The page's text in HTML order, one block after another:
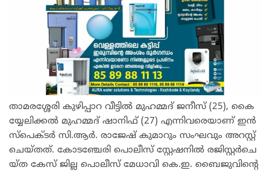
താ​മ​ര​ശ്ശേ​രി കു​ഴി​പ്പാ​റ വീ​ട്ടി​ൽ മു​ഹ​മ്മ​ദ് ജ​നീ​സ് (25), കൈ​
യ്യേ​ലി​ക്ക​ൽ മു​ഹ​മ്മ​ദ് ഷാ​നി​ഫ് (27) എ​ന്നി​വ​രെ​യാ​ണ് ഇ​ൻ​
സ്പെ​ക്ട​ർ സി.​ആ​ർ. രാ​ജേ​ഷ് കു​മാ​റും സം​ഘ​വും അ​റ​സ്റ്റ്
ചെ​യ്ത​ത്. കോ​ട​ഞ്ചേ​രി പൊ​ലീ​സ് സ്റ്റേ​ഷ​നി​ൽ ര​ജി​സ്റ്റ​ർ​ചെ​
യ്ത കേ​സ് ജി​ല്ല പൊ​ലീ​സ് മേ​ധാ​വി കെ.​ഇ. ബൈ​ജു​വി​ന്റെ